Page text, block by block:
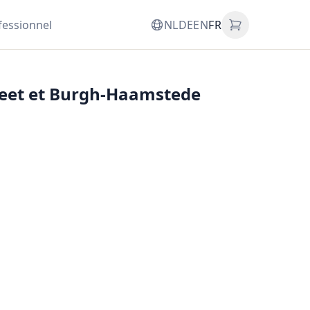
NLDEENFR
et Burgh-Haamstede